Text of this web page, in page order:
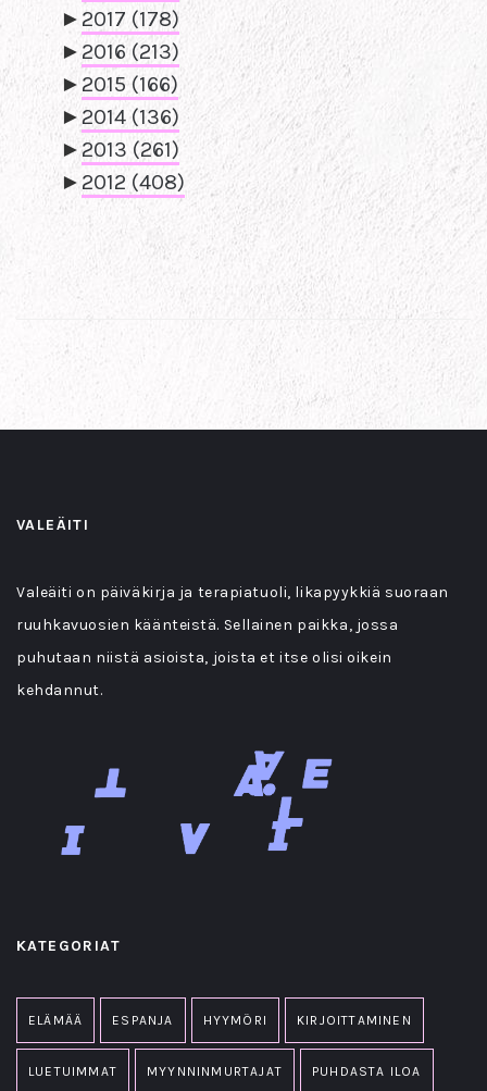
► 2017 (178)
► 2016(213)
► 2015(166)
►2014 (136)
►2013 (261)
►2012 (408)
VALEÄITI
Valeäiti on päiväkirja ja terapiatuoli, likapyykkiä suoraan
ruuhkavuosien käänteistä. Sellainen paikka, jossa
puhutaan niistä asioista, joista et itse olisi oikein
kehdannut.
KATEGORIAT
ELÄMÄÄ ESPANJA HYYMÖRI KIRJOITTAMINEN
LUETUIMMAT MYYNNINMURTAJAT PUHDASTA ILOA